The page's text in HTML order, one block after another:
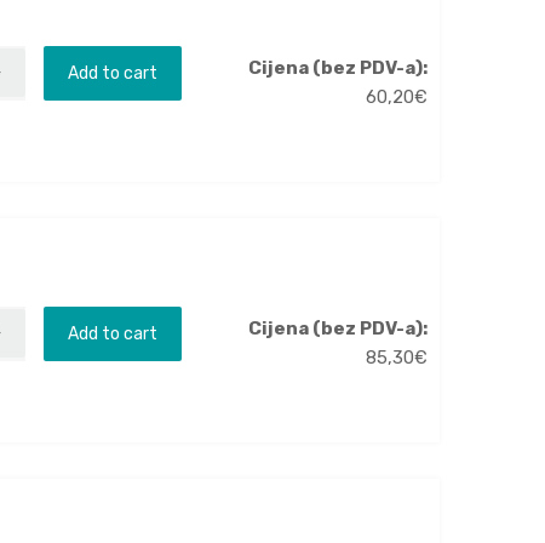
Add to cart
Cijena (bez PDV-a):
60,20€
Add to cart
Cijena (bez PDV-a):
85,30€